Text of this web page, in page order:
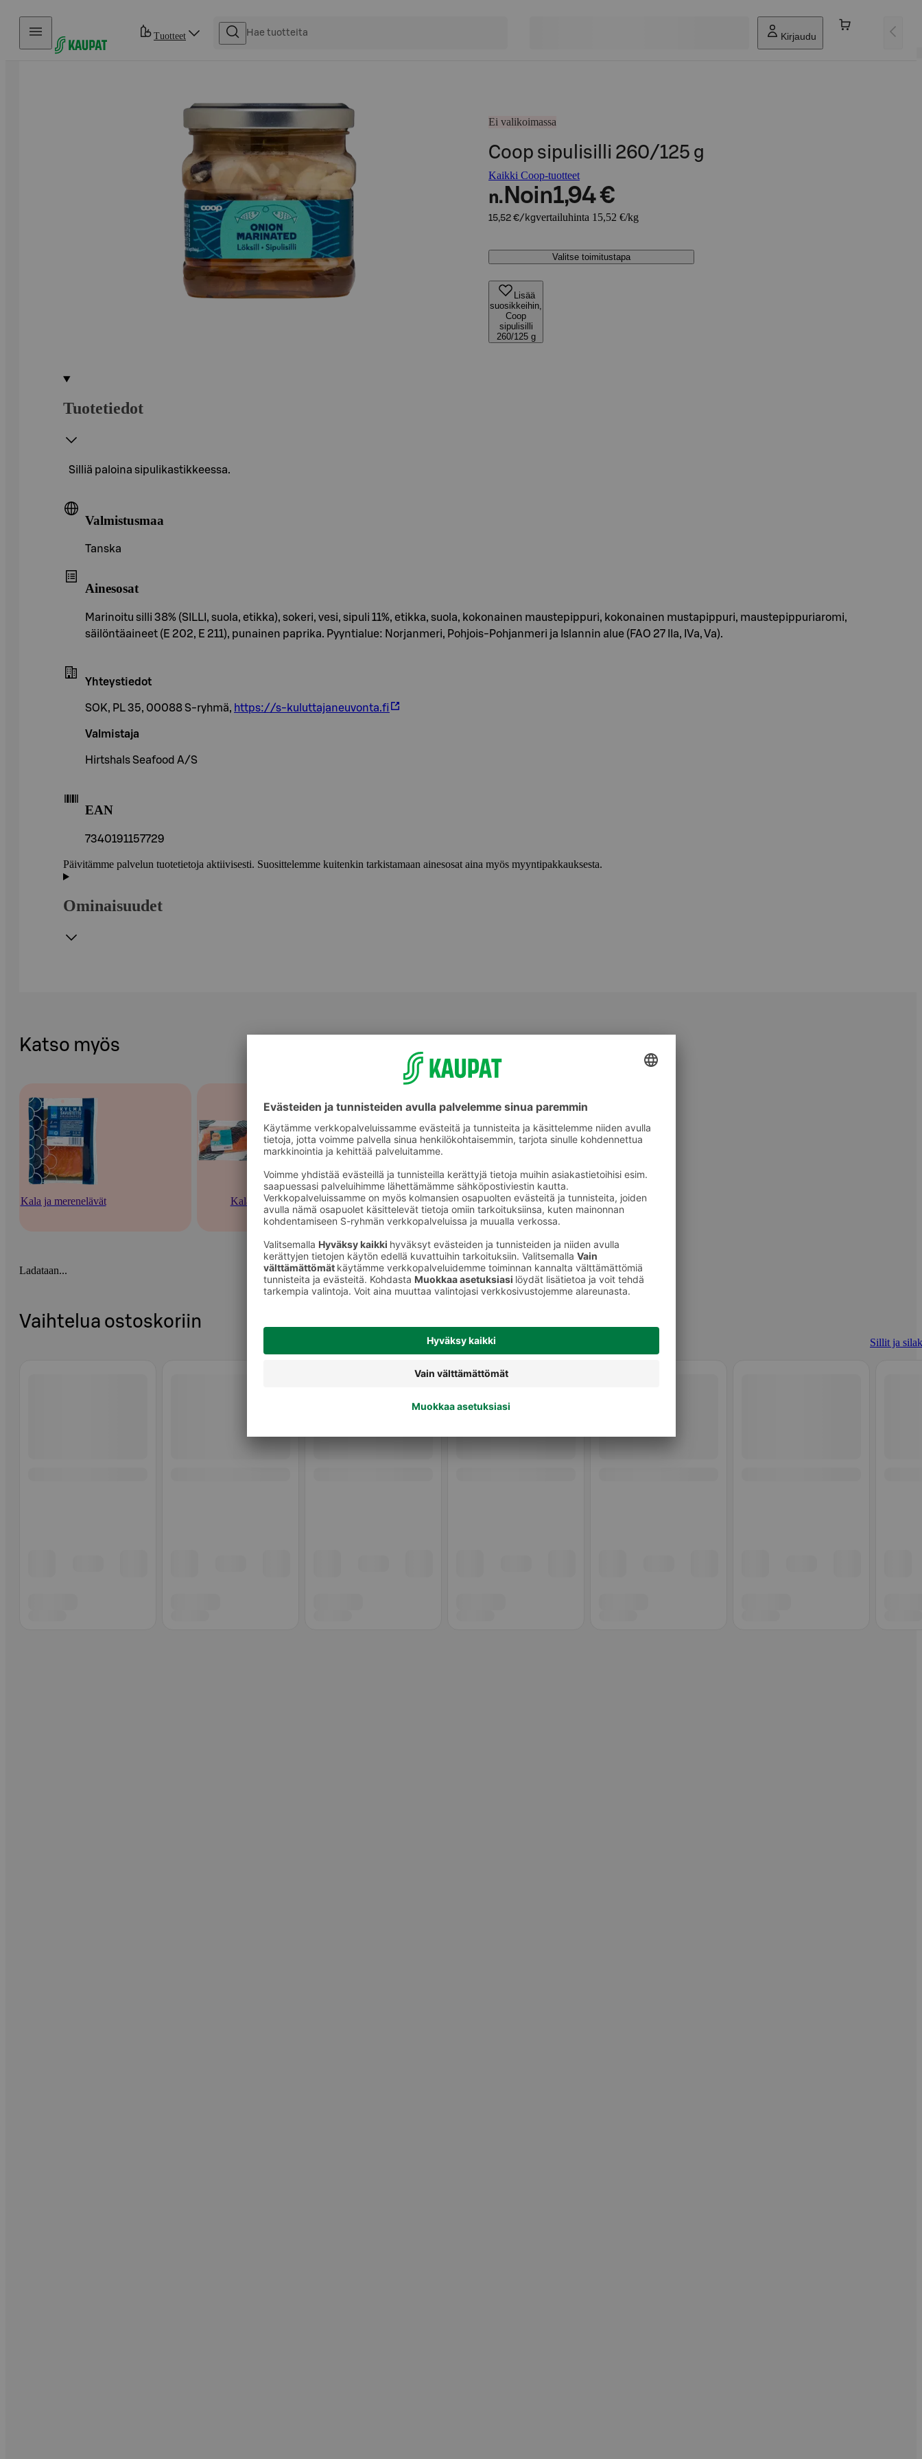
Hyppää sisältöön
Tuotteet Kirjaudu
Ei valikoimassa
Coop sipulisilli 260/125 g
Kaikki Coop-tuotteet
n. Noin1,94 €
15,52 €/kgvertailuhinta 15,52 €/kg
Valitse toimitustapa
Lisää
suosikkeihin,
Coop
sipulisilli
260/125 g
Tuotetiedot
Silliä paloina sipulikastikkeessa.
Valmistusmaa
Tanska
Ainesosat
Marinoitu silli 38% (SILLI, suola, etikka), sokeri, vesi, sipuli 11%, etikka, suola, kokonainen maustepippuri, kokonainen mustapippuri, maustepippuriaromi,
säilöntäaineet (E 202, E 211), punainen paprika. Pyyntialue: Norjanmeri, Pohjois-Pohjanmeri ja Islannin alue (FAO 27 IIa, IVa, Va).
Yhteystiedot
SOK, PL 35, 00088 S-ryhmä, https://s-kuluttajaneuvonta.fi
Valmistaja
Hirtshals Seafood A/S
EAN
7340191157729
Päivitämme palvelun tuotetietoja aktiivisesti. Suosittelemme kuitenkin tarkistamaan ainesosat aina myös myyntipakkauksesta.
Ominaisuudet
Katso myös
Kala ja merenelävät Kala Sillit ja silakat
Ladataan...
Vaihtelua ostoskoriin
Sillit ja